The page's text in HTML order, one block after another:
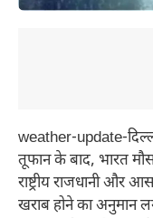
weather-update-
तूफान के बाद, भारत
राष्ट्रीय राजधानी और
खराब होने का अनुमान